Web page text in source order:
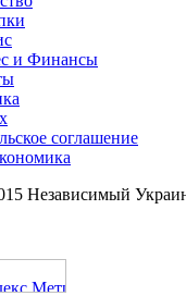
и Финансы
соглашение
Независимый